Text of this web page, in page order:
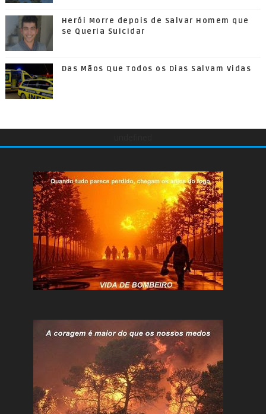
Herói Morre depois de Salvar Homem que
se Queria Suicidar
Das Mãos Que Todos os Dias Salvam Vidas